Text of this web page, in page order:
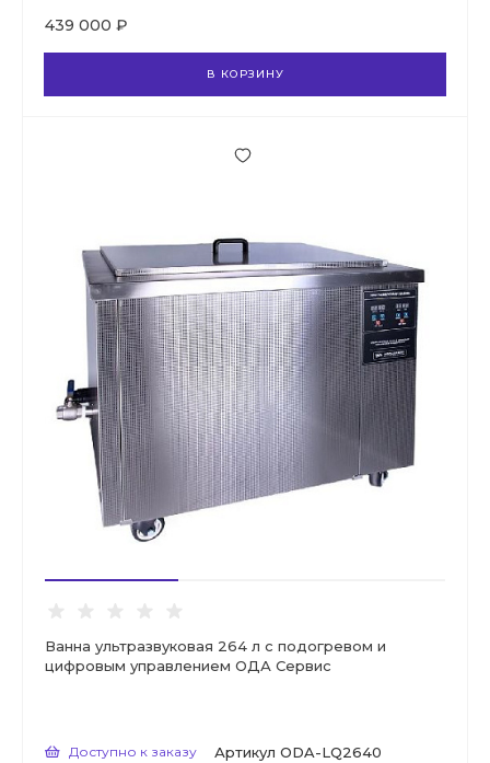
439 000 ₽
В КОРЗИНУ
Ванна ультразвуковая 264 л с подогревом и
цифровым управлением ОДА Сервис
Доступно к заказу Артикул ODA-LQ2640